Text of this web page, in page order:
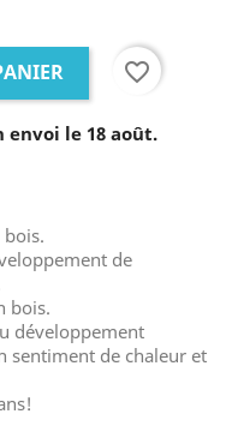
favorite_border
le 18 août.
de
bois.
développement
sentiment de chaleur et